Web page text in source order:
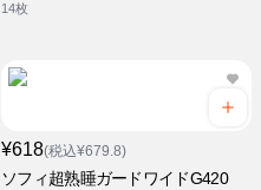
14枚
¥618(税込¥679.8)
ソフィ超熟睡ガードワイドG420